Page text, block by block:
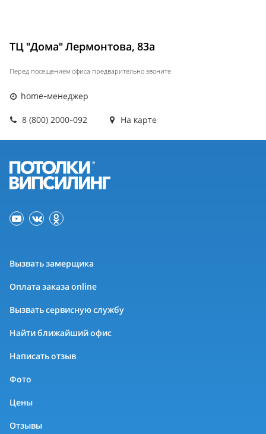
ТЦ "Дома" Лермонтова, 83а
Перед посещением офиса предварительно звоните
home-менеджер
8 (800) 2000-092 На карте
Вызвать замерщика
Оплата заказа online
Вызвать сервисную службу
Найти ближайший офис
Написать отзыв
Фото
Цены
Отзывы